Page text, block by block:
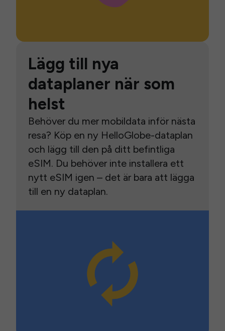
Lägg till nya
dataplaner när som
helst
Behöver du mer mobildata inför nästa
resa? Köp en ny HelloGlobe-dataplan
och lägg till den på ditt befintliga
eSIM. Du behöver inte installera ett
nytt eSIM igen – det är bara att lägga
till en ny dataplan.